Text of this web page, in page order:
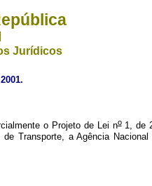
Jurídicos
o Projeto de Lei no1, de
Transporte, a Agência